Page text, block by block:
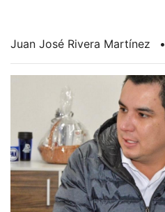
Juan José Rivera Martínez •